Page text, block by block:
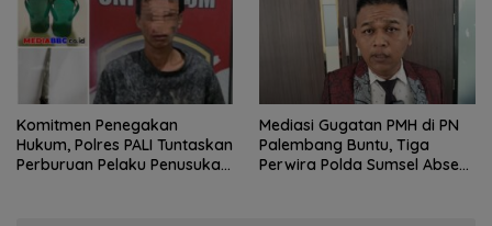
Komitmen Penegakan
Hukum, Polres PALI Tuntaskan
Perburuan Pelaku Penusukan
Mediasi Gugatan PMH di PN
Palembang Buntu, Tiga
Perwira Polda Sumsel Absen,